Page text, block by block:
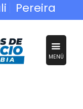
Pereira
MENÚ